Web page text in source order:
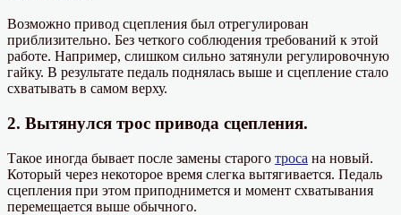
Возможно привод сцепления был отрегулирован
приблизительно. Без четкого соблюдения требований к этой
работе. Например, слишком сильно затянули регулировочную
гайку. В результате педаль поднялась выше и сцепление стало
схватывать в самом верху.
2. Вытянулся трос привода сцепления.
Такое иногда бывает после замены старого троса на новый.
Который через некоторое время слегка вытягивается. Педаль
сцепления при этом приподнимется и момент схватывания
перемещается выше обычного.